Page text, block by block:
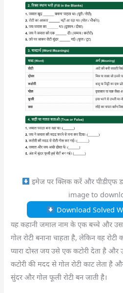
इमेज पर क्लिक करें और पीडीएफ
image to
Download Solved
यह कहानी जमाल नाम के एक बच्चे और
गोल रोटी बनाना चाहता है, लेकिन वह
प्यारा दोस्त जय उसे एक कटोरी देता है
कटोरी की मदद से गोल रोटी काट लेता है
सुंदर और गोल फूली रोटी बन जाती है।